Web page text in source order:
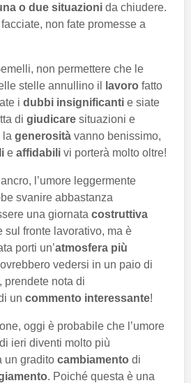
o due situazioni da chiudere.
non fate promesse a
non permettere che le
stelle annullino il lavoro fatto
i dubbi insignificanti e siate
di giudicare situazioni e
la generosità vanno benissimo,
e affidabili vi porterà molto oltre!
l’umore leggermente
svanire abbastanza
una giornata costruttiva
sul fronte lavorativo, ma è
porti un’atmosfera più
vedersi in un paio di
prendete nota di
un commento interessante!
oggi è probabile che l’umore
di ieri diventi molto più
un gradito cambiamento di
. Poiché questa è una